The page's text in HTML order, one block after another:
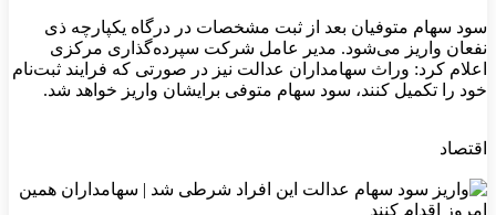
سود سهام متوفیان بعد از ثبت مشخصات در درگاه یکپارچه ذی
نفعان واریز می‌شود. مدیر عامل شرکت سپرده‌گذاری مرکزی
اعلام کرد: وراث سهامداران عدالت نیز در صورتی که فرایند ثبت‌نام
خود را تکمیل کنند، سود سهام متوفی برایشان واریز خواهد شد.
اقتصاد